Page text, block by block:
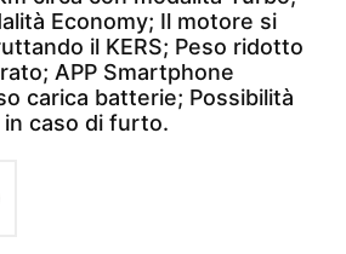
Economy; Il motore si
il KERS; Peso ridotto
APP Smartphone
carica batterie; Possibilità
caso di furto.